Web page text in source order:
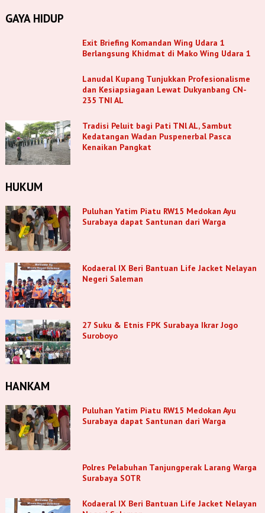
GAYA HIDUP
Exit Briefing Komandan Wing Udara 1
Berlangsung Khidmat di Mako Wing Udara 1
Lanudal Kupang Tunjukkan Profesionalisme
dan Kesiapsiagaan Lewat Dukyanbang CN-
235 TNI AL
Tradisi Peluit bagi Pati TNl AL, Sambut
Kedatangan Wadan Puspenerbal Pasca
Kenaikan Pangkat
HUKUM
Puluhan Yatim Piatu RW15 Medokan Ayu
Surabaya dapat Santunan dari Warga
Kodaeral IX Beri Bantuan Life Jacket Nelayan
Negeri Saleman
27 Suku & Etnis FPK Surabaya Ikrar Jogo
Suroboyo
HANKAM
Puluhan Yatim Piatu RW15 Medokan Ayu
Surabaya dapat Santunan dari Warga
Polres Pelabuhan Tanjungperak Larang Warga
Surabaya SOTR
Kodaeral IX Beri Bantuan Life Jacket Nelayan